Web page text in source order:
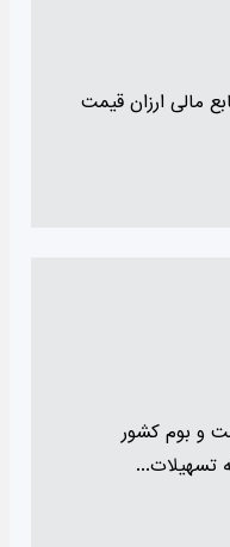
ارزان قیمت
و بوم کشور
تسهیلات...